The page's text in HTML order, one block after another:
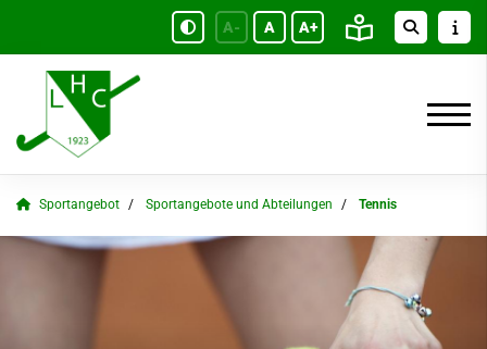
A- A A+
Sportangebot Sportangebote und Abteilungen Tennis